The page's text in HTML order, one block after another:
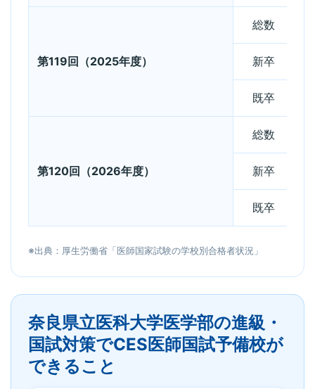
第119回（2025年度）
総数
新卒
既卒
第120回（2026年度）
総数
新卒
既卒
※出典：厚生労働省「医師国家試験の学校別合格者状況」
奈良県立医科大学医学部の進級・
国試対策でCES医師国試予備校が
できること